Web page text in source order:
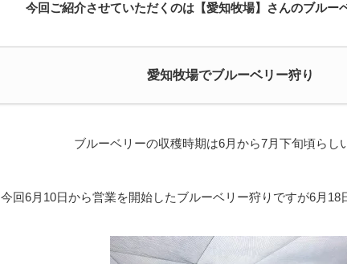
今回ご紹介させていただくのは【愛知牧場】さんのブルー
愛知牧場でブルーベリー狩り
ブルーベリーの収穫時期は6月から7月下旬頃らし
今回6月10日から営業を開始したブルーベリー狩りですが6月18